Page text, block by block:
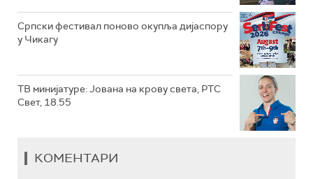
Српски фестивал поново окупља дијаспору
у Чикагу
ТВ минијатуре: Јована на крову света, РТС
Свет, 18.55
КОМЕНТАРИ